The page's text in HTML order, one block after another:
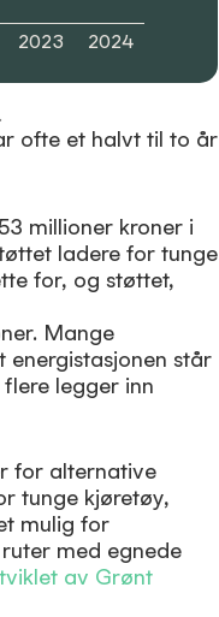
2023 2024
ofte et halvt til to år
millioner kroner i
ladere for tunge
for, og støttet,
Mange
energistasjonen står
legger inn
for alternative
tunge kjøretøy,
mulig for
med egnede
av Grønt